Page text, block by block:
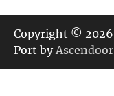
ゴ
リ
ー
Copyright © 2026
Port by Ascendoor